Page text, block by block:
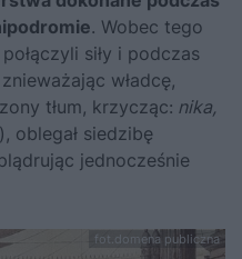
. Wobec tego
siły i podczas
władcę,
tłum, krzycząc: nika,
oblegał siedzibę
jednocześnie
fot.domena publiczna